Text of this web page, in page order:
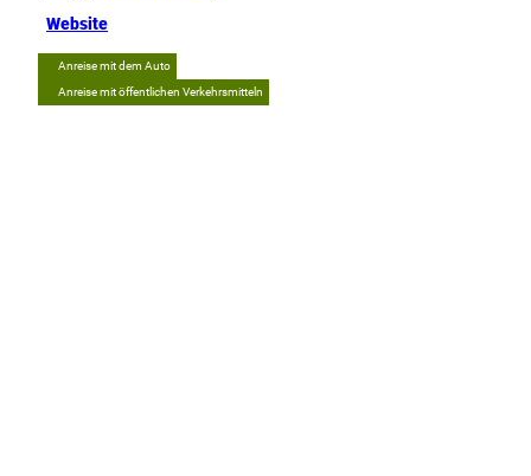
Website
Anreise mit dem Auto
Anreise mit öffentlichen Verkehrsmitteln